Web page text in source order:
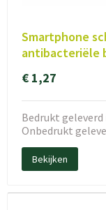
Smartphone
antibacteriële
€ 1,27
Bedrukt geleverd
Onbedrukt
Bekijken